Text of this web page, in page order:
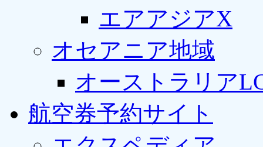
エアアジアX
オセアニア地域
オーストラリア
航空券予約サイト